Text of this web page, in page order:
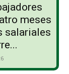
meses
salariales